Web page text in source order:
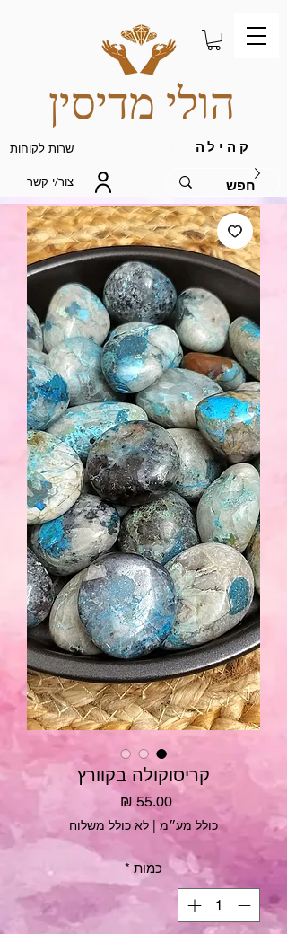
הולי מדיסין
שרות לקוחות קהילה
צור/י קשר
קריסוקולה בקוורץ
‏55.00 ‏₪
כולל מע״מ לא כולל משלוח
כמות *